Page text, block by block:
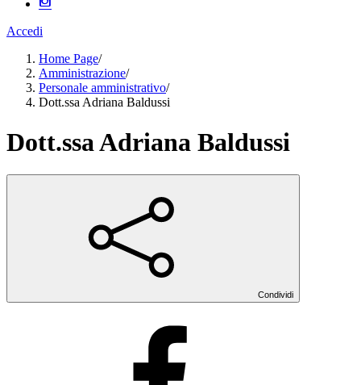
Accedi
Home Page/
Amministrazione/
Personale amministrativo/
Dott.ssa Adriana Baldussi
Dott.ssa Adriana Baldussi
Condividi